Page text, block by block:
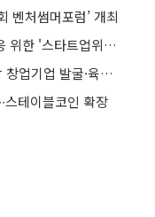
벤처썸머포럼’ 개최
벤처기업협회, 벤처·스타트업 현안대응 위한 '스타트업위원회' 출범
벤처기업협회, 서울경제진흥원과 유망 창업기업 발굴·육성 협력
스테이블코인 확장